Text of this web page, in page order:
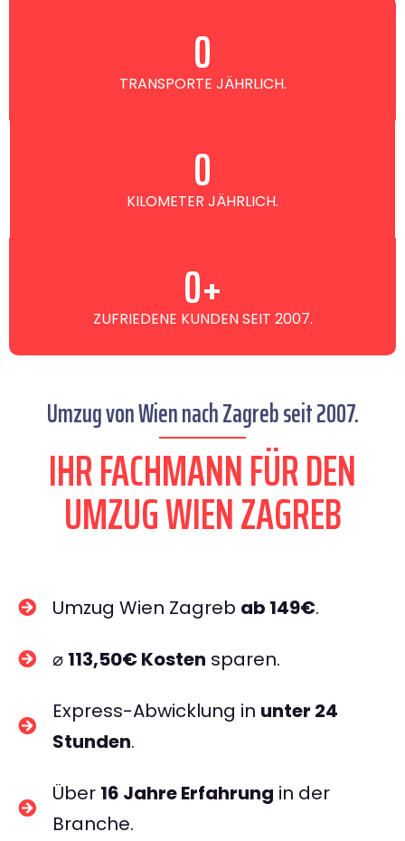
TRANSPORTE JÄHRLICH.
0
KILOMETER JÄHRLICH.
0
ZUFRIEDENE KUNDEN SEIT 2007.
0+
Umzug von Wien nach Zagreb seit 2007.
IHR FACHMANN FÜR DEN
UMZUG WIEN ZAGREB
Umzug Wien Zagreb ab 149€.
⌀ 113,50€ Kosten sparen.
Express-Abwicklung in unter 24
Stunden.
Über 16 Jahre Erfahrung in der
Branche.